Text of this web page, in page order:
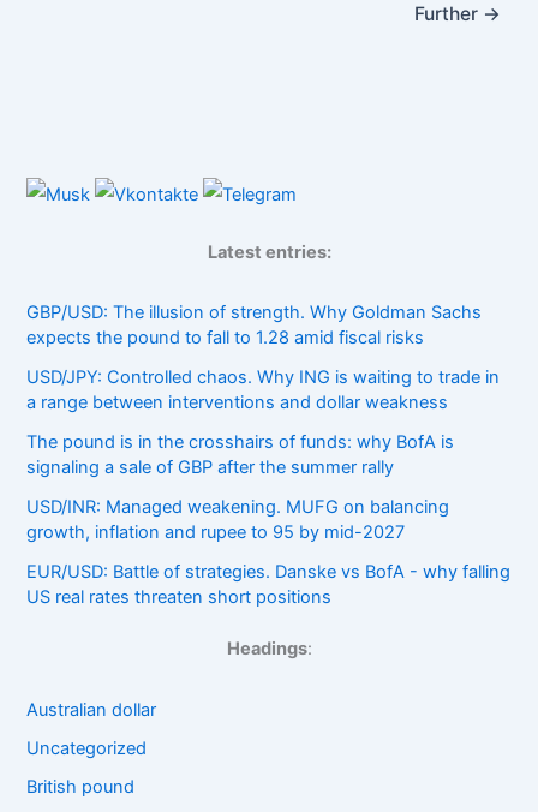
Further →
Latest entries:
GBP/USD: The illusion of strength. Why Goldman Sachs
expects the pound to fall to 1.28 amid fiscal risks
USD/JPY: Controlled chaos. Why ING is waiting to trade in
a range between interventions and dollar weakness
The pound is in the crosshairs of funds: why BofA is
signaling a sale of GBP after the summer rally
USD/INR: Managed weakening. MUFG on balancing
growth, inflation and rupee to 95 by mid-2027
EUR/USD: Battle of strategies. Danske vs BofA - why falling
US real rates threaten short positions
Headings:
Australian dollar
Uncategorized
British pound